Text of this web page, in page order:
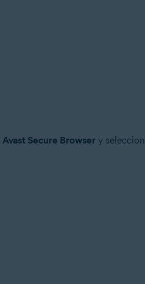
Avast Secure Browser y